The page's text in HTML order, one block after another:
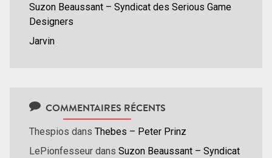
Suzon Beaussant – Syndicat des Serious Game
Designers
Jarvin
COMMENTAIRES RÉCENTS
Thespios dans Thebes – Peter Prinz
LePionfesseur dans Suzon Beaussant – Syndicat